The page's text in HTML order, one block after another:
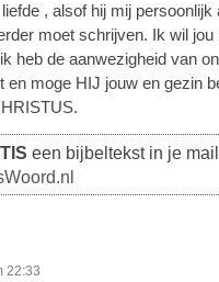
, alsof hij mij
moet schrijven. Ik wil jou
heb de aanwezigheid van
en moge HIJ jouw en gezin
een bijbeltekst in je
22:33